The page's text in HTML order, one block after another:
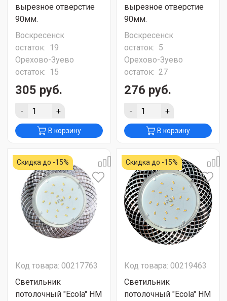
вырезное отверстие
90мм.
Воскресенск
остаток: 19
Орехово-Зуево
остаток: 15
305 руб.
- +
В корзину
вырезное отверстие
90мм.
Воскресенск
остаток: 5
Орехово-Зуево
остаток: 27
276 руб.
- +
В корзину
Скидка до -15%
Код товара: 00217763
Светильник
потолочный "Ecola" HM
Скидка до -15%
Код товара: 00219463
Светильник
потолочный "Ecola" HM